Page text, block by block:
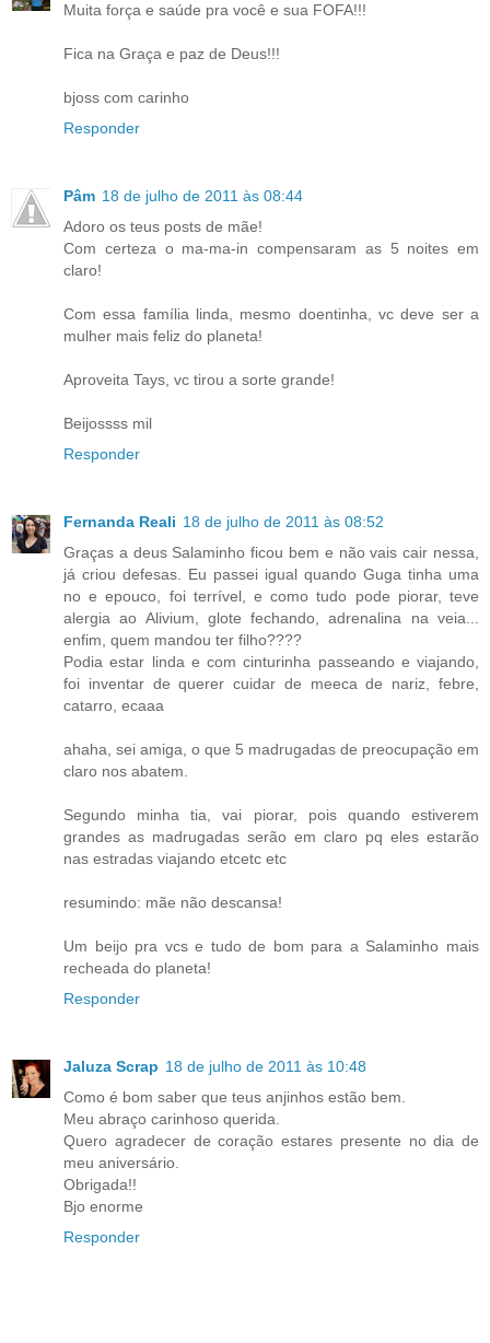
Muita força e saúde pra você e sua FOFA!!!
Fica na Graça e paz de Deus!!!
bjoss com carinho
Responder
Pâm 18 de julho de 2011 às 08:44
Adoro os teus posts de mãe!
Com certeza o ma-ma-in compensaram as 5 noites em
claro!
Com essa família linda, mesmo doentinha, vc deve ser a
mulher mais feliz do planeta!
Aproveita Tays, vc tirou a sorte grande!
Beijossss mil
Responder
Fernanda Reali 18 de julho de 2011 às 08:52
Graças a deus Salaminho ficou bem e não vais cair nessa,
já criou defesas. Eu passei igual quando Guga tinha uma
no e epouco, foi terrível, e como tudo pode piorar, teve
alergia ao Alivium, glote fechando, adrenalina na veia...
enfim, quem mandou ter filho????
Podia estar linda e com cinturinha passeando e viajando,
foi inventar de querer cuidar de meeca de nariz, febre,
catarro, ecaaa
ahaha, sei amiga, o que 5 madrugadas de preocupação em
claro nos abatem.
Segundo minha tia, vai piorar, pois quando estiverem
grandes as madrugadas serão em claro pq eles estarão
nas estradas viajando etcetc etc
resumindo: mãe não descansa!
Um beijo pra vcs e tudo de bom para a Salaminho mais
recheada do planeta!
Responder
Jaluza Scrap 18 de julho de 2011 às 10:48
Como é bom saber que teus anjinhos estão bem.
Meu abraço carinhoso querida.
Quero agradecer de coração estares presente no dia de
meu aniversário.
Obrigada!!
Bjo enorme
Responder